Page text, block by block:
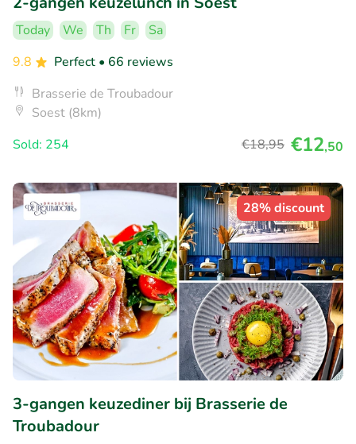
Today We Th Fr
Sa
9.8
Perfect • 66 reviews
Brasserie de Troubadour
Soest (8km)
Sold: 254
€18,95 €12,50
28% discount
3-gangen keuzediner bij Brasserie de
Troubadour